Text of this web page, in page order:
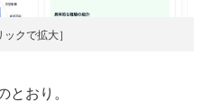
ックで拡大］
おり。